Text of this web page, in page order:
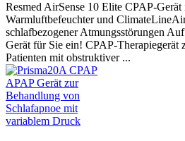
Resmed AirSense 10 Elite CPAP-
Warmluftbefeuchter und
schlafbezogener Atmungsstörungen
Gerät für Sie ein! CPAP-Therapiegerät
Patienten mit obstruktiver ...